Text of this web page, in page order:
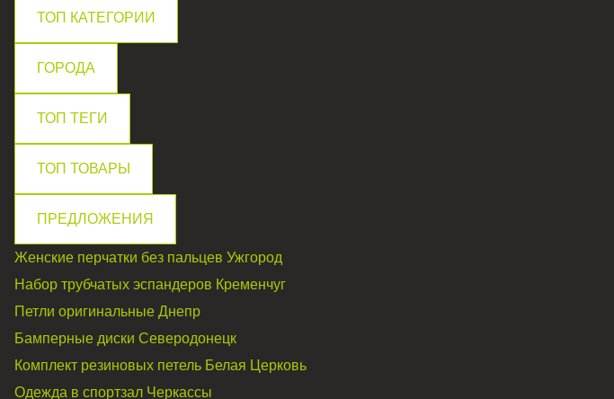
ТОП КАТЕГОРИИ
ГОРОДА
ТОП ТЕГИ
ТОП ТОВАРЫ
ПРЕДЛОЖЕНИЯ
Женские перчатки без пальцев Ужгород
Набор трубчатых эспандеров Кременчуг
Петли оригинальные Днепр
Бамперные диски Северодонецк
Комплект резиновых петель Белая Церковь
Одежда в спортзал Черкассы